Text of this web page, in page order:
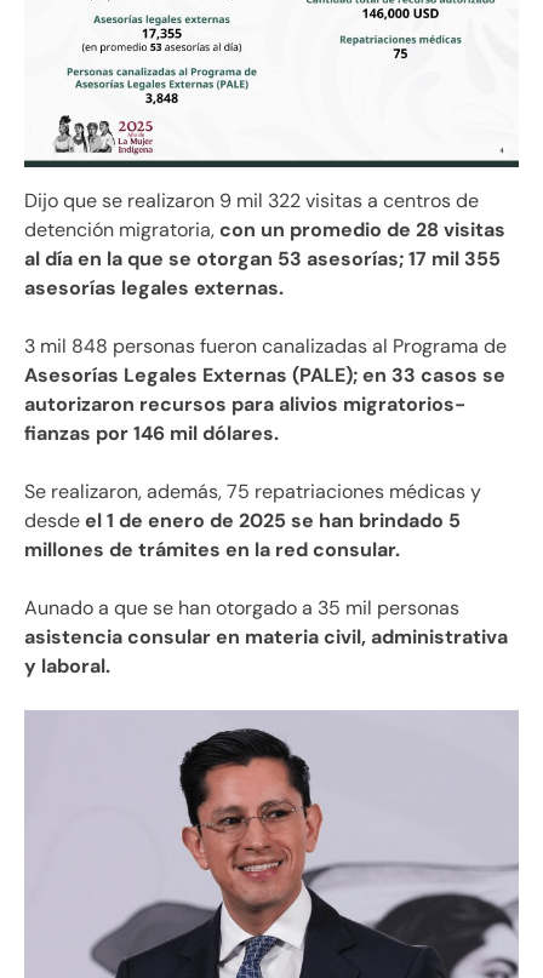
Dijo que se realizaron 9 mil 322 visitas a centros de
detención migratoria,con un promedio de 28 visitas
al día en la que se otorgan 53 asesorías; 17 mil 355
asesorías legales externas.
3 mil 848 personas fueron canalizadas al Programa de
Asesorías Legales Externas (PALE); en 33 casos se
autorizaron recursos para alivios migratorios-
fianzas por 146 mil dólares.
Se realizaron, además, 75 repatriaciones médicas y
desdeel 1 de enero de 2025 se han brindado 5
millones de trámites en la red consular.
Aunado a que se han otorgado a 35 mil personas
asistencia consular en materia civil, administrativa
y laboral.